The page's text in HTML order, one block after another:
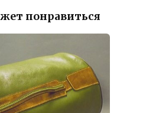
понравиться